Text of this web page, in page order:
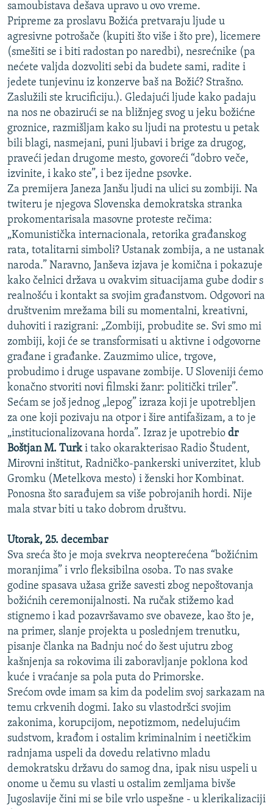
samoubistava dešava upravo u ovo vreme.
Pripreme za proslavu Božića pretvaraju ljude u
agresivne potrošače (kupiti što više i što pre), licemere
(smešiti se i biti radostan po naredbi), nesrećnike (pa
nećete valjda dozvoliti sebi da budete sami, radite i
jedete tunjevinu iz konzerve baš na Božić? Strašno.
Zaslužili ste krucificiju.). Gledajući ljude kako padaju
na nos ne obazirući se na bližnjeg svog u jeku božićne
groznice, razmišljam kako su ljudi na protestu u petak
bili blagi, nasmejani, puni ljubavi i brige za drugog,
praveći jedan drugome mesto, govoreći “dobro veče,
izvinite, i kako ste”, i bez ijedne psovke.
Za premijera Janeza Janšu ljudi na ulici su zombiji. Na
twiteru je njegova Slovenska demokratska stranka
prokomentarisala masovne proteste rečima:
„Komunistička internacionala, retorika građanskog
rata, totalitarni simboli? Ustanak zombija, a ne ustanak
naroda.” Naravno, Janševa izjava je komična i pokazuje
kako čelnici država u ovakvim situacijama gube dodir s
realnošću i kontakt sa svojim građanstvom. Odgovori na
društvenim mrežama bili su momentalni, kreativni,
duhoviti i razigrani: „Zombiji, probudite se. Svi smo mi
zombiji, koji će se transformisati u aktivne i odgovorne
građane i građanke. Zauzmimo ulice, trgove,
probudimo i druge uspavane zombije. U Sloveniji ćemo
konačno stvoriti novi filmski žanr: politički triler”.
Sećam se još jednog „lepog” izraza koji je upotrebljen
za one koji pozivaju na otpor i šire antifašizam, a to je
„institucionalizovana horda”. Izraz je upotrebio dr
Boštjan M. Turki tako okarakterisao Radio Študent,
Mirovni inštitut, Radničko-pankerski univerzitet, klub
Gromku (Metelkova mesto) i ženski hor Kombinat.
Ponosna što sarađujem sa više pobrojanih hordi. Nije
mala stvar biti u tako dobrom društvu.
Utorak, 25. decembar
Sva sreća što je moja svekrva neopterećena “božićnim
moranjima” i vrlo fleksibilna osoba. To nas svake
godine spasava užasa griže savesti zbog nepoštovanja
božićnih ceremonijalnosti. Na ručak stižemo kad
stignemo i kad pozavršavamo sve obaveze, kao što je,
na primer, slanje projekta u poslednjem trenutku,
pisanje članka na Badnju noć do šest ujutru zbog
kašnjenja sa rokovima ili zaboravljanje poklona kod
kuće i vraćanje sa pola puta do Primorske.
Srećom ovde imam sa kim da podelim svoj sarkazam na
temu crkvenih dogmi. Iako su vlastodršci svojim
zakonima, korupcijom, nepotizmom, nedelujućim
sudstvom, krađom i ostalim kriminalnim i neetičkim
radnjama uspeli da dovedu relativno mladu
demokratsku državu do samog dna, ipak nisu uspeli u
onome u čemu su vlasti u ostalim zemljama bivše
Jugoslavije čini mi se bile vrlo uspešne - u klerikalizaciji